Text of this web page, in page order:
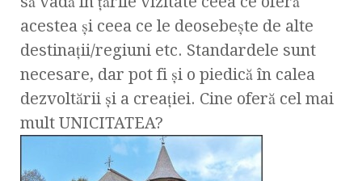
acestea şi ceea ce le deosebeşte de alte
destinaţii/regiuni etc. Standardele sunt
necesare, dar pot fi şi o piedică în calea
dezvoltării şi a creaţiei. Cine oferă cel mai
mult UNICITATEA?